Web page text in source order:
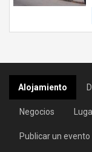
Alojamiento
Negocios
Publicar un evento